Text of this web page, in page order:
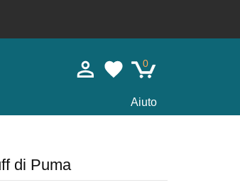
0
Aiuto
di Puma